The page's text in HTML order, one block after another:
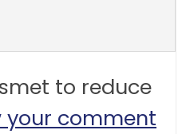
to reduce
your comment